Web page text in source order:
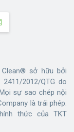
Clean® sở hữu bởi
2012/QTG do
sự sao chép nội
là trái phép.
thức của TKT